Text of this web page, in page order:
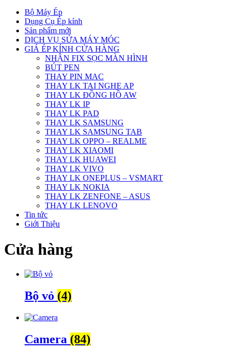
Bộ Máy Ép
Dụng Cụ Ép kính
Sản phẩm mới
DỊCH VỤ SỬA MÁY MÓC
GIÁ ÉP KÍNH CỬA HÀNG
NHẬN FIX SỌC MÀN HÌNH
BÚT PEN
THAY PIN MAC
THAY LK TAI NGHE AP
THAY LK ĐỒNG HỒ AW
THAY LK IP
THAY LK PAD
THAY LK SAMSUNG
THAY LK SAMSUNG TAB
THAY LK OPPO – REALME
THAY LK XIAOMI
THAY LK HUAWEI
THAY LK VIVO
THAY LK ONEPLUS – VSMART
THAY LK NOKIA
THAY LK ZENFONE – ASUS
THAY LK LENOVO
Tin tức
Giới Thiệu
Cửa hàng
Bộ vỏ (4)
Camera (84)